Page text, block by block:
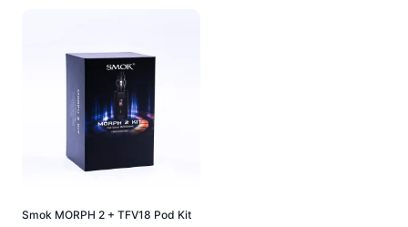
Smok MORPH 2 + TFV18 Pod Kit